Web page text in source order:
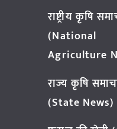
राष्ट्रीय कृषि
(National
Agriculture
राज्य कृषि
(State News)